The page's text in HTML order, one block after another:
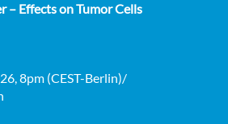
– Effects on Tumor Cells
8pm (CEST-Berlin)/